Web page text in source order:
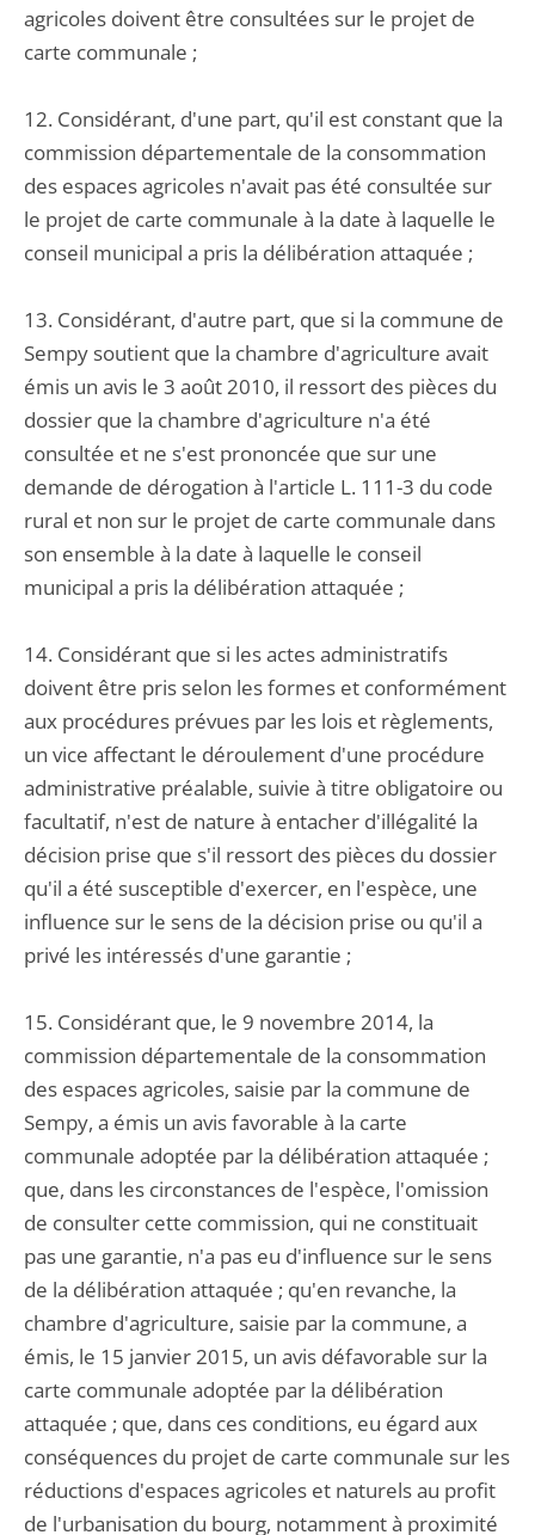
agricoles doivent être consultées sur le projet de
carte communale ;
12. Considérant, d'une part, qu'il est constant que la
commission départementale de la consommation
des espaces agricoles n'avait pas été consultée sur
le projet de carte communale à la date à laquelle le
conseil municipal a pris la délibération attaquée ;
13. Considérant, d'autre part, que si la commune de
Sempy soutient que la chambre d'agriculture avait
émis un avis le 3 août 2010, il ressort des pièces du
dossier que la chambre d'agriculture n'a été
consultée et ne s'est prononcée que sur une
demande de dérogation à l'article L. 111-3 du code
rural et non sur le projet de carte communale dans
son ensemble à la date à laquelle le conseil
municipal a pris la délibération attaquée ;
14. Considérant que si les actes administratifs
doivent être pris selon les formes et conformément
aux procédures prévues par les lois et règlements,
un vice affectant le déroulement d'une procédure
administrative préalable, suivie à titre obligatoire ou
facultatif, n'est de nature à entacher d'illégalité la
décision prise que s'il ressort des pièces du dossier
qu'il a été susceptible d'exercer, en l'espèce, une
influence sur le sens de la décision prise ou qu'il a
privé les intéressés d'une garantie ;
15. Considérant que, le 9 novembre 2014, la
commission départementale de la consommation
des espaces agricoles, saisie par la commune de
Sempy, a émis un avis favorable à la carte
communale adoptée par la délibération attaquée ;
que, dans les circonstances de l'espèce, l'omission
de consulter cette commission, qui ne constituait
pas une garantie, n'a pas eu d'influence sur le sens
de la délibération attaquée ; qu'en revanche, la
chambre d'agriculture, saisie par la commune, a
émis, le 15 janvier 2015, un avis défavorable sur la
carte communale adoptée par la délibération
attaquée ; que, dans ces conditions, eu égard aux
conséquences du projet de carte communale sur les
réductions d'espaces agricoles et naturels au profit
de l'urbanisation du bourg, notamment à proximité